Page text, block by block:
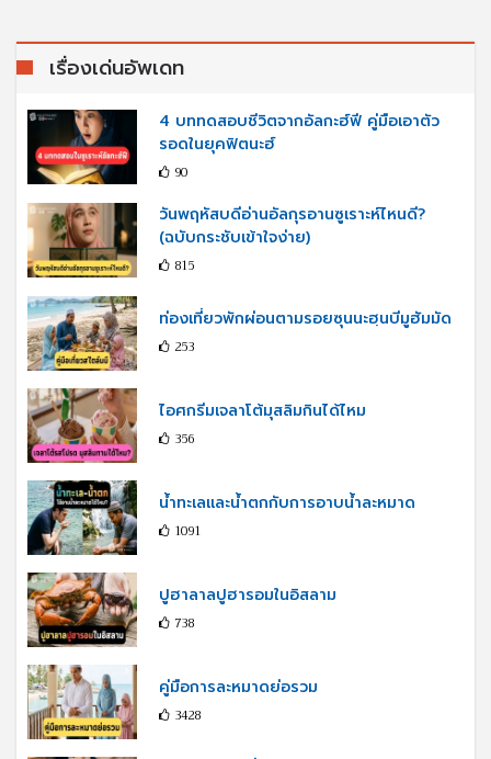
เรื่องเด่นอัพเดท
4 บททดสอบชีวิตจากอัลกะฮ์ฟี คู่มือเอาตัว
รอดในยุคฟิตนะฮ์
90
วันพฤหัสบดีอ่านอัลกุรอานซูเราะห์ไหนดี?
(ฉบับกระชับเข้าใจง่าย)
815
ท่องเที่ยวพักผ่อนตามรอยซุนนะฮฺนบีมูฮัมมัด
253
ไอศกรีมเจลาโต้มุสลิมกินได้ไหม
356
น้ำทะเลและน้ำตกกับการอาบน้ำละหมาด
1091
ปูฮาลาลปูฮารอมในอิสลาม
738
คู่มือการละหมาดย่อรวม
3428